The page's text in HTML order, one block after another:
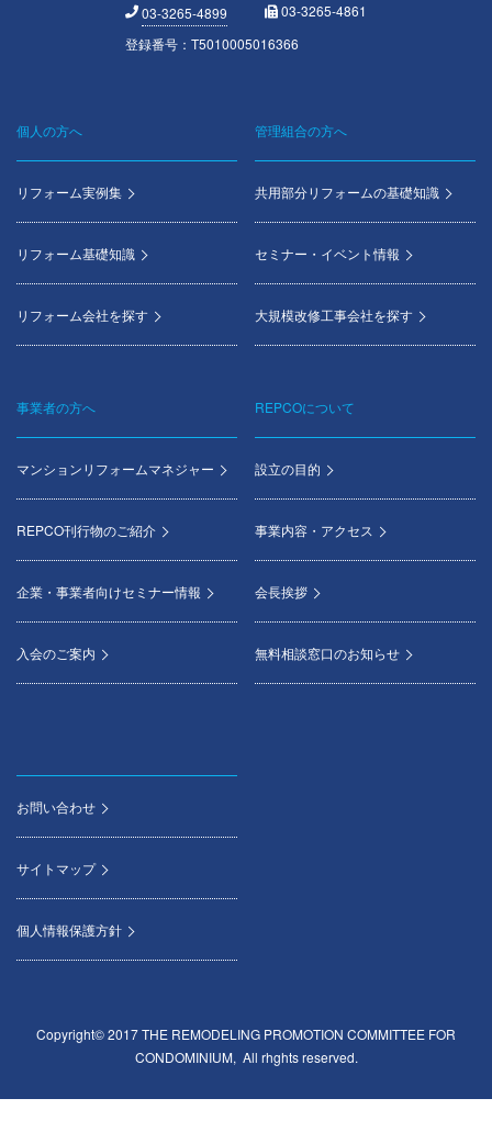
03-3265-4899
03-3265-4861
登録番号：T5010005016366
Footer
menu
個人の方へ
リフォーム実例集
リフォーム基礎知識
リフォーム会社を探す
管理組合の方へ
共用部分リフォームの基礎知識
セミナー・イベント情報
大規模改修工事会社を探す
事業者の方へ
マンションリフォームマネジャー
REPCO刊行物のご紹介
企業・事業者向けセミナー情報
入会のご案内
REPCOについて
設立の目的
事業内容・アクセス
会長挨拶
無料相談窓口のお知らせ
お問い合わせ
サイトマップ
個人情報保護方針
Copyright© 2017 THE REMODELING PROMOTION COMMITTEE FOR
CONDOMINIUM, All rhghts reserved.